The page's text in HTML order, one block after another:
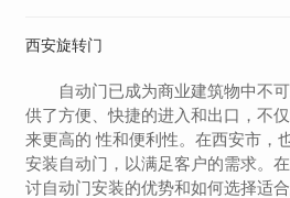
西安旋转门
自动门已成为商业建筑物中不
供了方便、快捷的进入和出口，不
来更高的 性和便利性。在西安市，
安装自动门，以满足客户的需求。
讨自动门安装的优势和如何选择适